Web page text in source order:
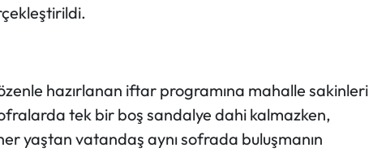
hazırlanan iftar programına mahalle sakinleri
tek bir boş sandalye dahi kalmazken,
yaştan vatandaş aynı sofrada buluşmanın